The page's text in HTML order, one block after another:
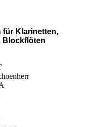
für Klarinetten,
Blockflöten